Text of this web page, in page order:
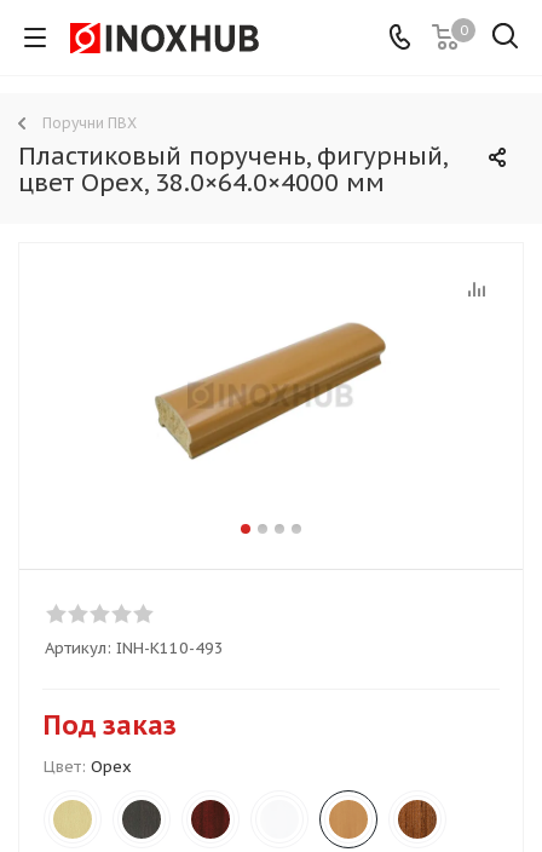
0
Поручни ПВХ
Пластиковый поручень, фигурный,
цвет Орех, 38.0×64.0×4000 мм
Артикул: INH-K110-493
Под заказ
Цвет: Орех